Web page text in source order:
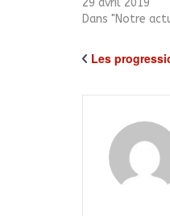
29 avril 2019
Dans "Notre
Les